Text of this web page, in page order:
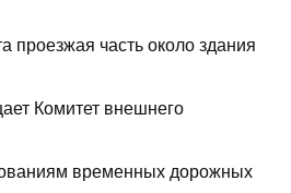
проезжая часть около здания
Комитет внешнего
временных дорожных